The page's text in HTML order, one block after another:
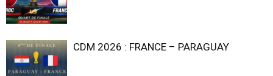
CDM 2026 : FRANCE – PARAGUAY